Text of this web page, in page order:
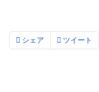
シェア ツイート